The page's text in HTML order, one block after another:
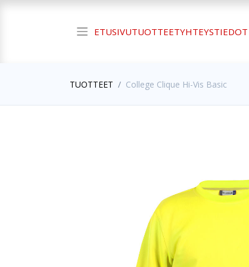
ETUSIVUTUOTTEETYHTEYSTIEDOT
TUOTTEET College Clique Hi-Vis Basic